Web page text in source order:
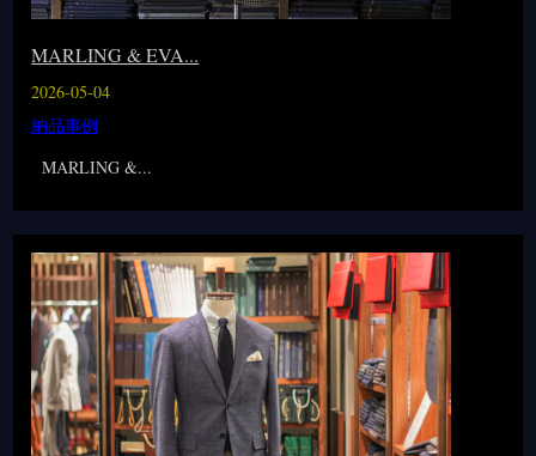
MARLING & EVA...
2026-05-04
納品事例
MARLING &...